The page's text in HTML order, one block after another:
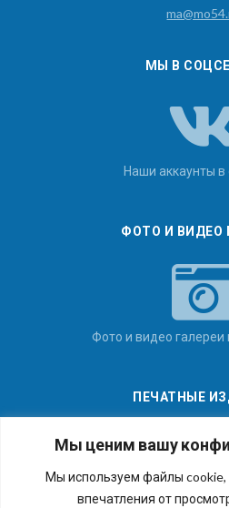
Мы ценим вашу
Мы используем файлы
впечатления от
МЫ В
Наши аккаунты в
ФОТО И ВИДЕО
Фото и видео галереи
ПЕЧАТНЫЕ
Последние номера